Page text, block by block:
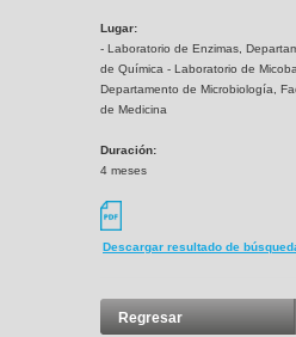
Lugar:
- Laboratorio de Enzimas,
de Química - Laboratorio de
Departamento de Microbiología,
de Medicina
Duración:
4 meses
Descargar resultado de
Regresar